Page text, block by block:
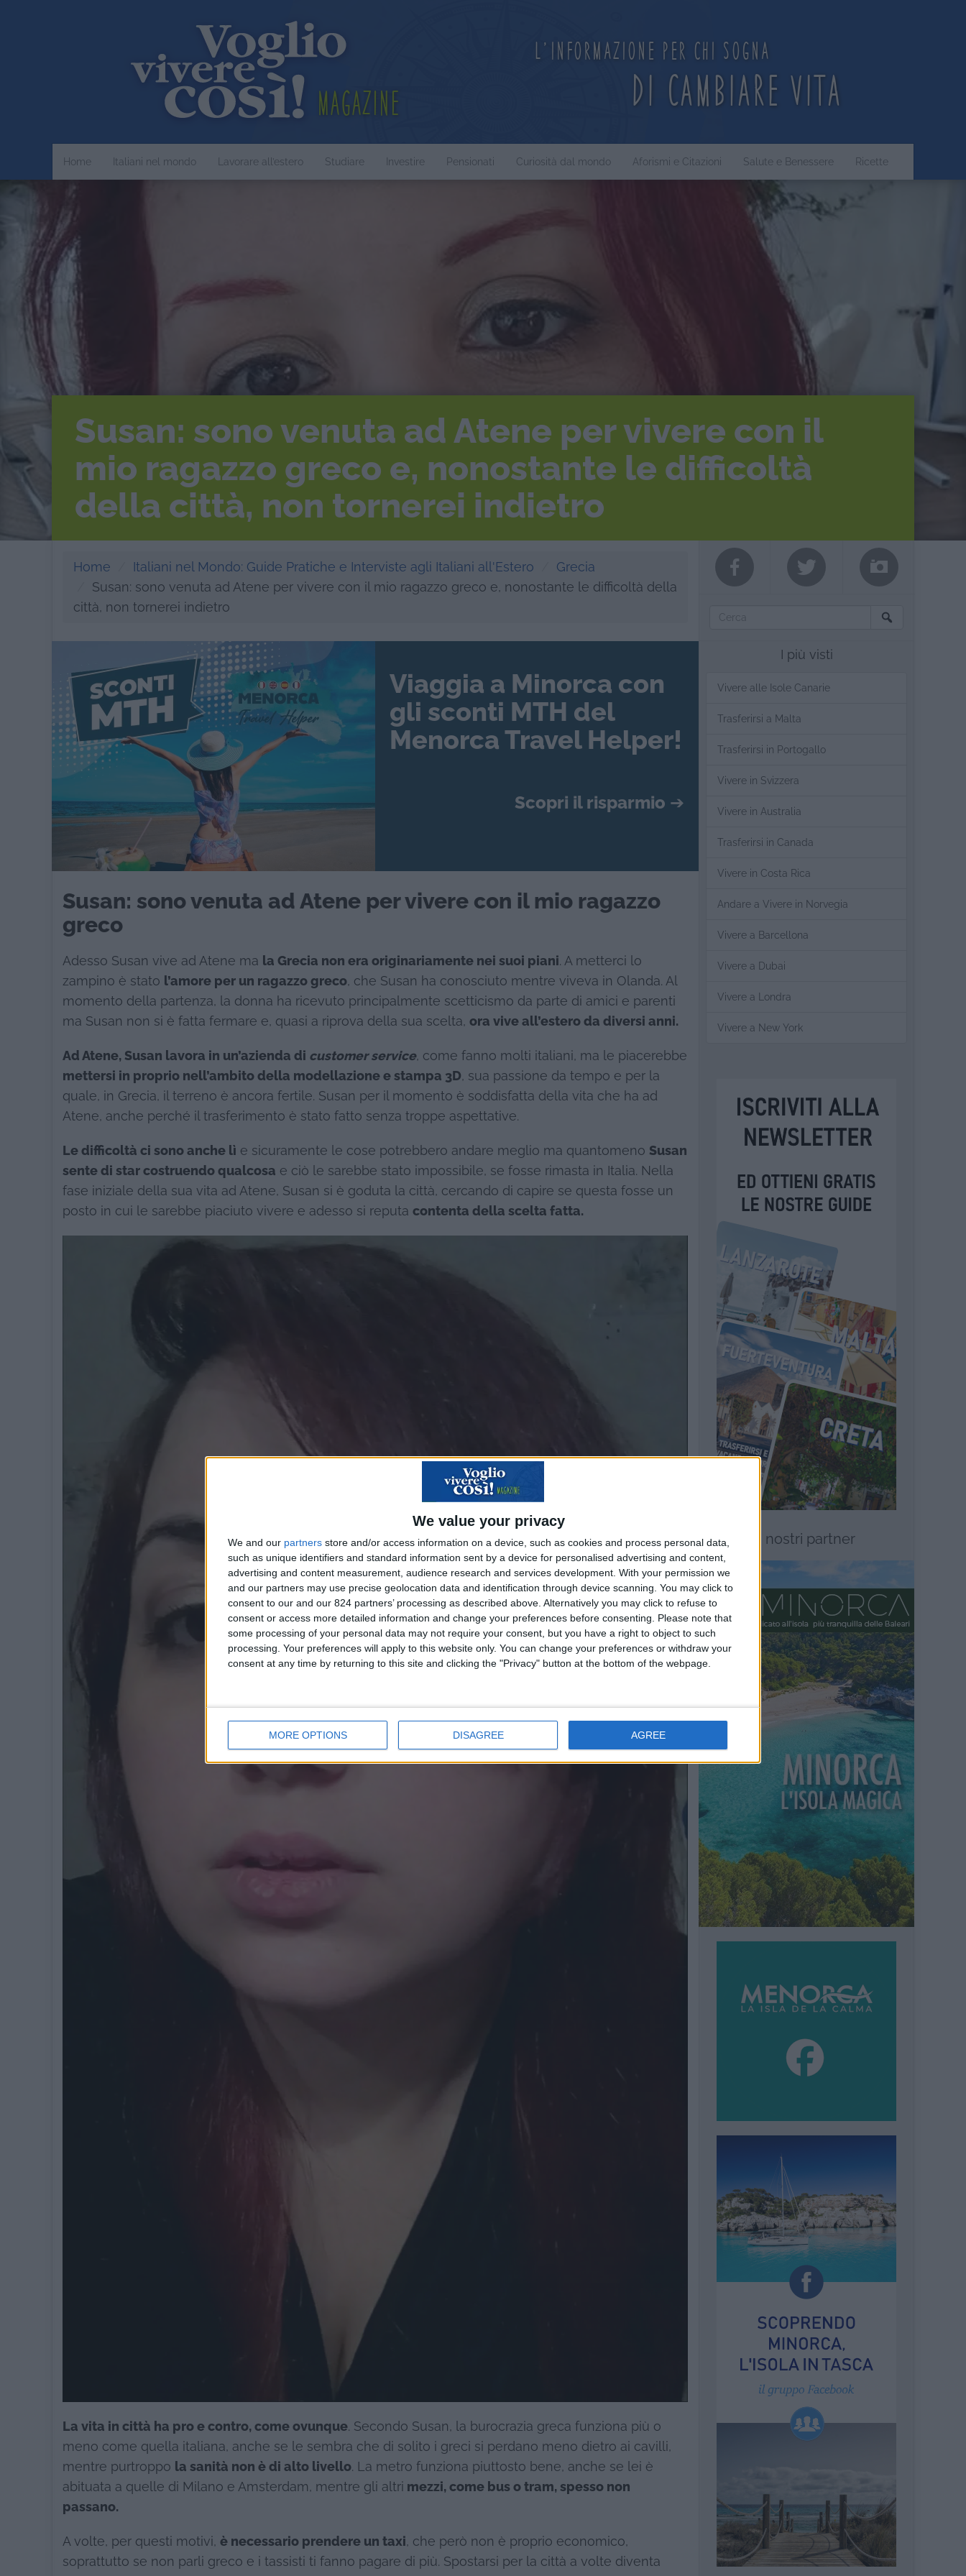
We value your privacy
We and our partners store and/or access information on a device, such as cookies and process personal data,
such as unique identifiers and standard information sent by a device for personalised advertising and content,
advertising and content measurement, audience research and services development. With your permission we
and our partners may use precise geolocation data and identification through device scanning. You may click to
consent to our and our 824 partners’ processing as described above. Alternatively you may click to refuse to
consent or access more detailed information and change your preferences before consenting.
Please note that
some processing of your personal data may not require your consent, but you have a right to object to such
processing. Your preferences will apply to this website only. You can change your preferences or withdraw your
consent at any time by returning to this site and clicking the "Privacy" button at the bottom of the webpage.
MORE OPTIONS DISAGREE AGREE
Magazine
L'informazione per chi sogna
di cambiare vita
Home Italiani nel mondo Lavorare all’estero Studiare Investire Pensionati Curiosità dal mondo Aforismi e Citazioni Salute e Benessere Ricette
Susan: sono venuta ad Atene per vivere con il
mio ragazzo greco e, nonostante le difficoltà
della città, non tornerei indietro
Home Italiani nel Mondo: Guide Pratiche e Interviste agli Italiani all'Estero
Grecia
Susan: sono venuta ad Atene per vivere con il mio ragazzo greco e, nonostante le difficoltà della
città, non tornerei indietro
Viaggia a Minorca con
gli sconti MTH del
Menorca Travel Helper!
Scopri il risparmio ➔
Susan: sono venuta ad Atene per vivere con il mio ragazzo
greco
Adesso Susan vive ad Atene ma la Grecia non era originariamente nei suoi piani. A metterci lo
zampino è stato l’amore per un ragazzo greco, che Susan ha conosciuto mentre viveva in Olanda. Al
momento della partenza, la donna ha ricevuto principalmente scetticismo da parte di amici e parenti
ma Susan non si è fatta fermare e, quasi a riprova della sua scelta, ora vive all’estero da diversi anni.
Ad Atene, Susan lavora in un’azienda di customer service, come fanno molti italiani, ma le piacerebbe
mettersi in proprio nell’ambito della modellazione e stampa 3D, sua passione da tempo e per la
quale, in Grecia, il terreno è ancora fertile. Susan per il momento è soddisfatta della vita che ha ad
Atene, anche perché il trasferimento è stato fatto senza troppe aspettative.
Le difficoltà ci sono anche lì e sicuramente le cose potrebbero andare meglio ma quantomeno Susan
sente di star costruendo qualcosa e ciò le sarebbe stato impossibile, se fosse rimasta in Italia. Nella
fase iniziale della sua vita ad Atene, Susan si è goduta la città, cercando di capire se questa fosse un
posto in cui le sarebbe piaciuto vivere e adesso si reputa contenta della scelta fatta.
La vita in città ha pro e contro, come ovunque. Secondo Susan, la burocrazia greca funziona più o
meno come quella italiana, anche se le sembra che di solito i greci si perdano meno dietro ai cavilli,
mentre purtroppo la sanità non è di alto livello. La metro funziona piuttosto bene, anche se lei è
abituata a quelle di Milano e Amsterdam, mentre gli altri mezzi, come bus o tram, spesso non
passano.
A volte, per questi motivi, è necessario prendere un taxi, che però non è proprio economico,
soprattutto se non parli greco e i tassisti ti fanno pagare di più. Spostarsi per la città a volte diventa
I più visti
Vivere alle Isole Canarie
Trasferirsi a Malta
Trasferirsi in Portogallo
Vivere in Svizzera
Vivere in Australia
Trasferirsi in Canada
Vivere in Costa Rica
Andare a Vivere in Norvegia
Vivere a Barcellona
Vivere a Dubai
Vivere a Londra
Vivere a New York
I nostri partner